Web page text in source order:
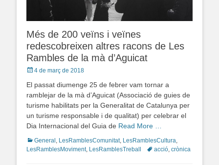
Més de 200 veïns i veïnes
redescobreixen altres racons de Les
Rambles de la mà d’Aguicat
Posted
4 de març de 2018
El passat diumenge 25 de febrer vam tornar a
ramblejar de la mà d’Aguicat (Associació de guies de
turisme habilitats per la Generalitat de Catalunya per
un turisme responsable i de qualitat) per celebrar el
Dia Internacional del Guia de Read More …
Categories
General , LesRamblesComunitat, LesRamblesCultura,
LesRamblesMoviment, LesRamblesTreball Tagsacció, crònica